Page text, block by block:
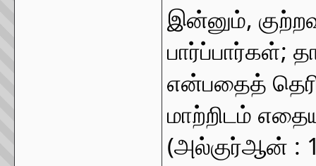
இன்னும்,
பார்ப்பார்கள்;
என்பதைத்
மாற்றிடம்
(அல்குர்ஆன் :